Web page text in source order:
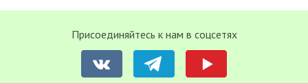
Присоединяйтесь к нам в соцсетях